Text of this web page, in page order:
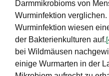
Darmmikrobioms von
Wurminfektion
Wurminfektion wiesen
der Bakterienkulturen auf.
bei Wildmäusen
einige Wurmarten in der